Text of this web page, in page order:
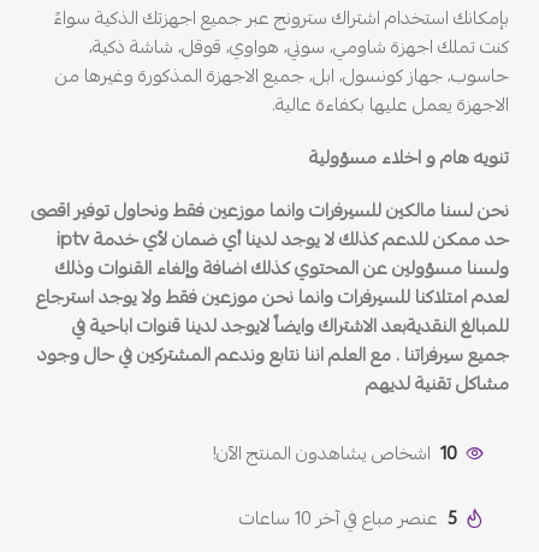
بإمكانك استخدام اشتراك سترونج عبر جميع اجهزتك الذكية سواءً
كنت تملك اجهزة شاومي، سوني، هواوي، قوقل، شاشة ذكية،
حاسوب، جهاز كونسول، ابل، جميع الاجهزة المذكورة وغيرها من
الاجهزة يعمل عليها بكفاءة عالية.
تنويه هام و اخلاء مسؤولية
نحن لسنا مالكين للسيرفرات وانما موزعين فقط ونحاول توفير اقصى
حد ممكن للدعم كذلك لا يوجد لدينا أي ضمان لأي خدمة iptv
ولسنا مسؤولين عن المحتوي كذلك اضافة وإلغاء القنوات وذلك
لعدم امتلاكنا للسيرفرات وانما نحن موزعين فقط ولا يوجد استرجاع
للمبالغ النقديةبعد الاشتراك وايضاً لايوجد لدينا قنوات اباحية في
جميع سيرفراتنا . مع العلم اننا نتابع وندعم المشتركين في حال وجود
مشاكل تقنية لديهم
10 اشخاص يشاهدون المنتج الآن!
5 عنصر مباع في آخر 10 ساعات